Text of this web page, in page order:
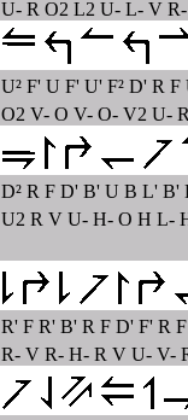
U- R O2 L2 U- L- V R-
U² F' U F' U' F² D' R
O2 V- O V- O- V2 U-
D² R F D' B' U B L' B'
U2 R V U- H- O H L-
R' F R' B' R F D' F' R
R- V R- H- R V U- V-